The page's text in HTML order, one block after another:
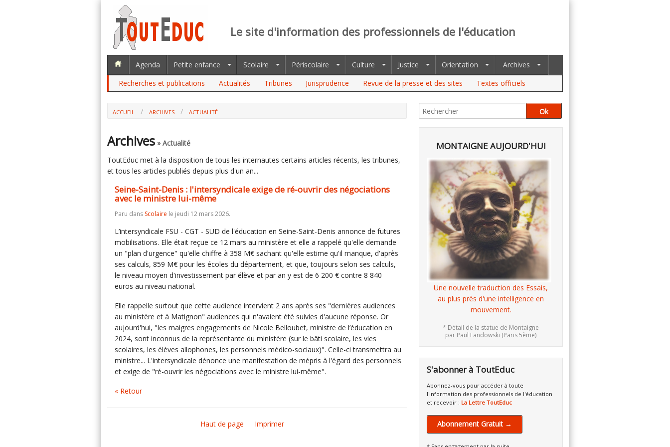
Le site d'information des professionnels de l'éducation
Agenda Petite enfance Scolaire Périscolaire Culture Justice Orientation
Archives
Recherches et publications
Actualités Tribunes Jurisprudence Revue de la presse et des sites Textes officiels
ACCUEIL ARCHIVES
ACTUALITÉ
MÊME
Archives » Actualité
ToutEduc met à la disposition de tous les internautes certains articles récents, les tribunes,
et tous les articles publiés depuis plus d'un an...
Seine-Saint-Denis : l'intersyndicale exige de ré-ouvrir des négociations
avec le ministre lui-même
Paru dans Scolaire le jeudi 12 mars 2026.
L’intersyndicale FSU - CGT - SUD de l'éducation en Seine-Saint-Denis annonce de futures
mobilisations. Elle était reçue ce 12 mars au ministère et elle a rappelé qu'elle demande
un "plan d'urgence" qu'elle chiffre à 358 M€ sachant qu'elle estime qu'il manque, d'après
ses calculs, 859 M€ pour les écoles du département, et que, toujours selon ses calculs,
le niveau moyen d'investissement par élève et par an y est de 6 200 € contre 8 840
euros au niveau national.
Elle rappelle surtout que cette audience intervient 2 ans après ses "dernières audiences
au ministère et à Matignon" audiences qui n'avaient été suivies d'aucune réponse. Or
aujourd'hui, "les maigres engagements de Nicole Belloubet, ministre de l’éducation en
2024, sont inconnus de la représentante du ministère (sur le bâti scolaire, les vies
scolaires, les élèves allophones, les personnels médico-sociaux)". Celle-ci transmettra au
ministre... L'intersyndicale dénonce une manifestation de mépris à l'égard des personnels
et exige de "ré-ouvrir les négociations avec le ministre lui-même".
« Retour
Haut de page Imprimer
MONTAIGNE AUJOURD'HUI
Une nouvelle traduction des Essais,
au plus près d'une intelligence en
mouvement.
* Détail de la statue de Montaigne
par Paul Landowski (Paris 5ème)
S'abonner à ToutEduc
Abonnez-vous pour accéder à toute
l'information des professionnels de l'éducation
et recevoir : La Lettre ToutEduc
Abonnement Gratuit →